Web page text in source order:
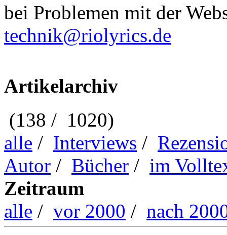
bei Problemen mit der
technik@riolyrics.de
Artikelarchiv
(138 / 1020)
alle / Interviews /
Autor / Bücher / im
Zeitraum
alle / vor 2000 / nach